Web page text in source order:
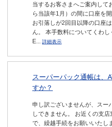
当するお客さまへご案内し
ら当該年1月）の間に口座を
お引落しが2回目以降の口座
ん。 本手数料についてくわ
E... 詳細表示
スーパーパック通帳は、
すか？
申し訳ございませんが、スー
しできません。 お近くの支店
で、繰越手続をお願いいたし